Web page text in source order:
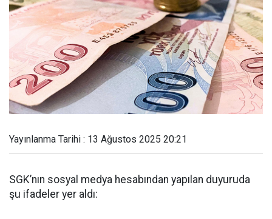
Yayınlanma Tarihi : 13 Ağustos 2025 20:21
SGK’nın sosyal medya hesabından yapılan duyuruda
şu ifadeler yer aldı: